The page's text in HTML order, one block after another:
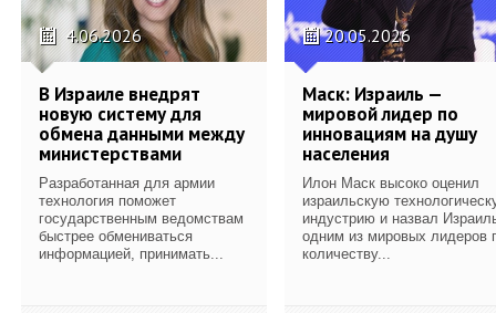
4.06.2026
В Израиле внедрят
новую систему для
обмена данными между
министерствами
Разработанная для армии
технология поможет
государственным ведомствам
быстрее обмениваться
информацией, принимать...
20.05.2026
Маск: Израиль —
мировой лидер по
инновациям на душу
населения
Илон Маск высоко оценил
израильскую
индустрию и назвал
одним из мировых лидеров
количеству...